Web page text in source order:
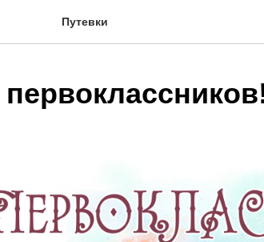
Путевки